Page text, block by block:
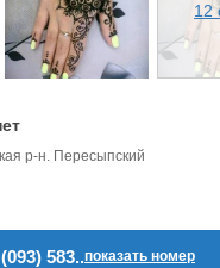
12
р-н. Пересыпский
583..показать номер